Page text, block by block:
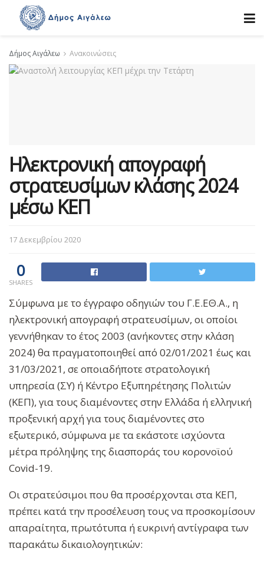
Δήμος Αιγάλεω Ανακοινώσεις
Ηλεκτρονική απογραφή
στρατευσίμων κλάσης 2024
μέσω ΚΕΠ
17 Δεκεμβρίου 2020
0
SHARES
Σύμφωνα με το έγγραφο οδηγιών του Γ.Ε.ΕΘ.Α., η
ηλεκτρονική απογραφή στρατευσίμων, οι οποίοι
γεννήθηκαν το έτος 2003 (ανήκοντες στην κλάση
2024) θα πραγματοποιηθεί από 02/01/2021 έως και
31/03/2021, σε οποιαδήποτε στρατολογική
υπηρεσία (ΣΥ) ή Κέντρο Εξυπηρέτησης Πολιτών
(ΚΕΠ), για τους διαμένοντες στην Ελλάδα ή ελληνική
προξενική αρχή για τους διαμένοντες στο
εξωτερικό, σύμφωνα με τα εκάστοτε ισχύοντα
μέτρα πρόληψης της διασποράς του κορονοϊού
Covid-19.
Οι στρατεύσιμοι που θα προσέρχονται στα ΚΕΠ,
πρέπει κατά την προσέλευση τους να προσκομίσουν
απαραίτητα, πρωτότυπα ή ευκρινή αντίγραφα των
παρακάτω δικαιολογητικών: